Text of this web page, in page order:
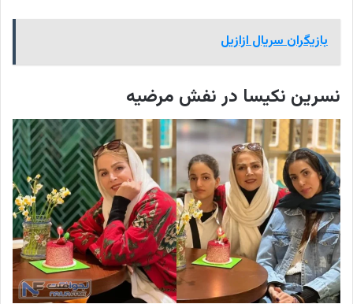
بازیگران سریال ازازیل
نسرین نکیسا در نفش مرضیه